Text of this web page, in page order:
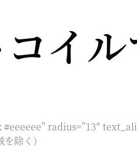
イル
radius=”13″
除く）